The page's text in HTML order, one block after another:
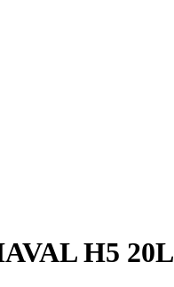
H5 20L